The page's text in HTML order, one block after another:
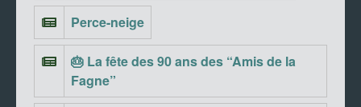
Perce-neige
🎂 La fête des 90 ans des “Amis de la
Fagne”